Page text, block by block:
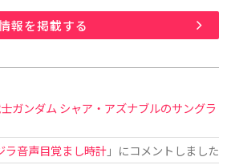
報を掲載する
ガンダム シャア・アズナブルのサングラ
ラ音声目覚まし時計」にコメントしました